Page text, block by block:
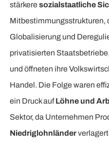
stärkeresozialstaatliche
Mitbestimmungsstrukturen,
Globalisierung und
privatisierten
und öffneten ihre
Handel. Die Folge waren
ein Druck aufLöhne und
Sektor, da Unternehmen
Niedriglohnländer